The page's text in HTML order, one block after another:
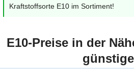
Kraftstoffsorte E10 im Sortiment!
E10-Preise in der